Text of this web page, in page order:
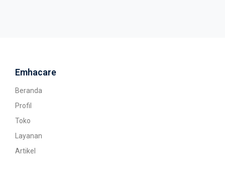
Emhacare
Beranda
Profil
Toko
Layanan
Artikel